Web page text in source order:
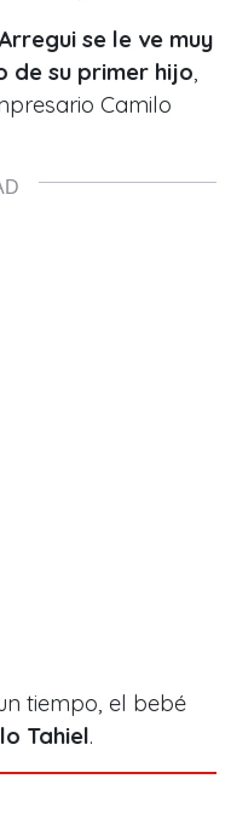
se le ve muy
de su primer hijo,
Camilo
tiempo, el bebé
Tahiel.